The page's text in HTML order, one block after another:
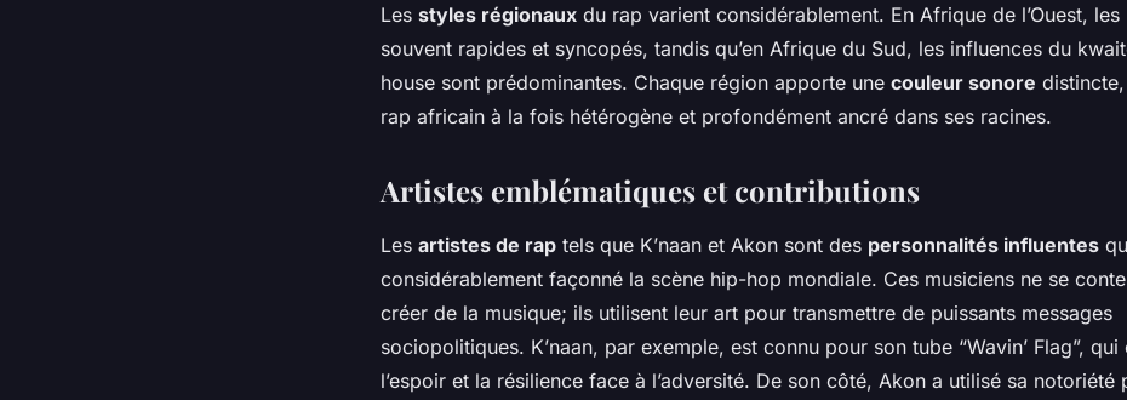
Les styles régionaux du rap varient considérablement. En Afrique de l’Ouest,
souvent rapides et syncopés, tandis qu’en Afrique du Sud, les influences du
house sont prédominantes. Chaque région apporte une couleur sonore
rap africain à la fois hétérogène et profondément ancré dans ses racines.
Artistes emblématiques et contributions
Les artistes de rap tels que K’naan et Akon sont des personnalités influentes
considérablement façonné la scène hip-hop mondiale. Ces musiciens ne se
créer de la musique; ils utilisent leur art pour transmettre de puissants messages
sociopolitiques. K’naan, par exemple, est connu pour son tube “Wavin’ Flag”, qui
l’espoir et la résilience face à l’adversité. De son côté, Akon a utilisé sa notoriété